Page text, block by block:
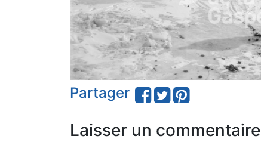
Partager
Laisser un commentaire